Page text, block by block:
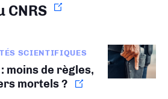
CNRS
SCIENTIFIQUES
moins de règles,
mortels ?